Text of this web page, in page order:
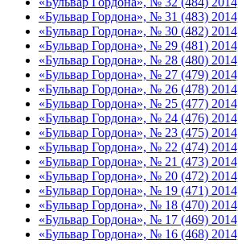
«Бульвар Гордона», № 31 (483)
«Бульвар Гордона», № 30 (482)
«Бульвар Гордона», № 29 (481)
«Бульвар Гордона», № 28 (480)
«Бульвар Гордона», № 27 (479)
«Бульвар Гордона», № 26 (478)
«Бульвар Гордона», № 25 (477)
«Бульвар Гордона», № 24 (476)
«Бульвар Гордона», № 23 (475)
«Бульвар Гордона», № 22 (474)
«Бульвар Гордона», № 21 (473)
«Бульвар Гордона», № 20 (472)
«Бульвар Гордона», № 19 (471)
«Бульвар Гордона», № 18 (470)
«Бульвар Гордона», № 17 (469)
«Бульвар Гордона», № 16 (468)